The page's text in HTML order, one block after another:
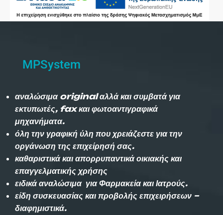
MPSystem
αναλώσιμα original αλλά και συμβατά για
εκτυπωτές, fax και φωτοαντιγραφικά
μηχανήματα.
όλη την γραφική ύλη που χρειάζεστε για την
οργάνωση της επιχείρησή σας.
καθαριστικά και απορρυπαντικά οικιακής και
επαγγελματικής χρήσης
ειδικά αναλώσιμα για Φαρμακεία και Ιατρούς.
είδη συσκευασίας και προβολής επιχειρήσεων –
διαφημιστικά.